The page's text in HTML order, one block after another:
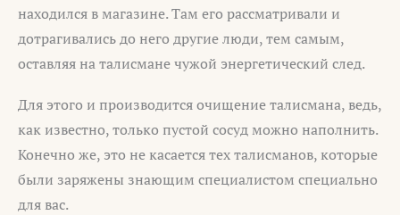
находился в магазине. Там его рассматривали и
дотрагивались до него другие люди, тем самым,
оставляя на талисмане чужой энергетический след.
Для этого и производится очищение талисмана, ведь,
как известно, только пустой сосуд можно наполнить.
Конечно же, это не касается тех талисманов, которые
были заряжены знающим специалистом специально
для вас.